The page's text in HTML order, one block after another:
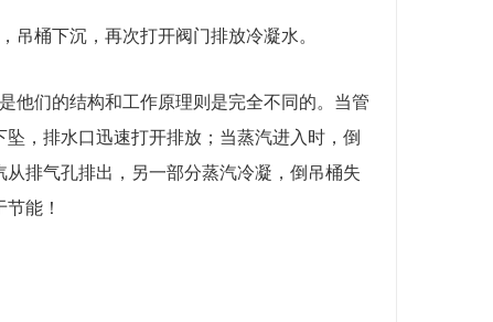
吊桶下沉，再次打开阀门排放冷凝水。
他们的结构和工作原理则是完全不同的。当管
，排水口迅速打开排放；当蒸汽进入时，倒
排气孔排出，另一部分蒸汽冷凝，倒吊桶失
能！